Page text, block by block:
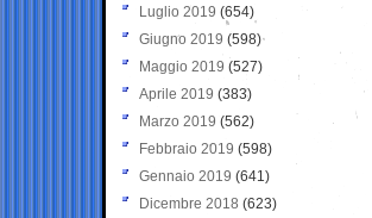
Luglio 2019 (654)
Giugno 2019 (598)
Maggio 2019 (527)
Aprile 2019 (383)
Marzo 2019 (562)
Febbraio 2019 (598)
Gennaio 2019 (641)
Dicembre 2018 (623)